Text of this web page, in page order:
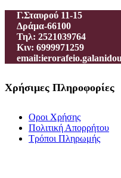
Γ.Σταυρού 11-15
Δράμα-66100
Τηλ: 2521039764
Κιν: 6999971259
Χρήσιμες Πληροφορίες
Οροι Χρήσης
Πολιτική Απορρήτου
Τρόποι Πληρωμής